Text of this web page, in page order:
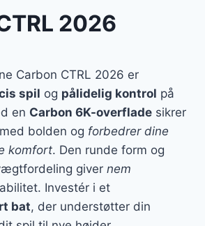
2026
Carbon CTRL 2026 er
spil og pålidelig kontrol på
en Carbon 6K-overflade sikrer
bolden og forbedrer dine
komfort. Den runde form og
giver nem
Investér i et
bat, der understøtter din